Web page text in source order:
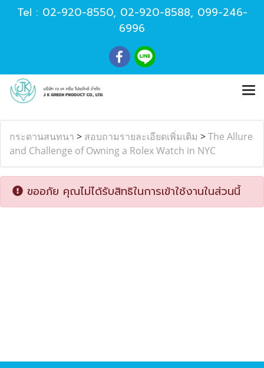
Tel : 02-920-8550, 02-920-8588, 099-246-
6996
กระดานสนทนา > สอบถามรายละเอียดเพิ่มเติม >The Allure
and Challenge of Owning a Rolex Watch in NYC
ขออภัย คุณไม่ได้รับสิทธิในการเข้าใช้งานในส่วนนี้